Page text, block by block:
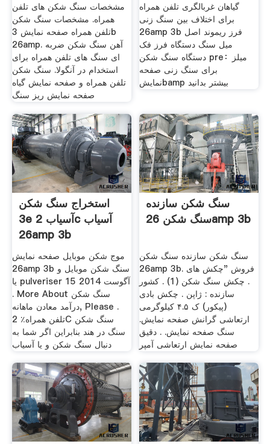
مشخصات سنگ شکن های تلفن
همراه. مشخصات سنگ شکن
تلفن همراه صفحه نمایش 3b
26amp. آهن سنگ شکن ضربه
ای سنگ های تلفن همراه برای
استخدام در آنگولا. سنگ شکن
تلفن همراه و صفحه نمایش گیاه
صفحه نمایش ریز سنگ
گیاهان غربالگری تلفن همراه
برای اختلاف بین سنگ زنی
26amp 3b فرز ریموند اصل
میل سنگ دستگاه فرز فک
دستگاه سنگ شکن pre：میلز
برای سنگ زنی صفحه
نمایشbamp بیشتر بدانید
استخراج سنگ شکن
3e آسیاب 2c آسیاب
26amp 3b
موج شکن موبایل صفحه نمایش
26amp 3b سنگ شکن موبایل و
یا pulveriser 15 آگوست 2014
. More About سنگ شکن
درآمد معادن ماهانه, Please .
تلفن همراه٪ 2C سنگ شکن
سنگ در هند بنابراین اگر شما به
دنبال سنگ شکن و یا آسیاب
سنگ شکن سازنده
سنگ شکن 26amp 3b
سنگ شکن سازنده سنگ شکن
26amp 3b. فروش "چکش های
. چکش سنگ شکن (1) . کشور
سازنده : ژاپن . چکش بادی
(پیکور) ک ۴.۵ کیلوگرمی
ارتعاشی گرانش صفحه نمایش.
سنگ صفحه نمایش. . دقیق
صفحه نمایش ارتعاشی آمپر